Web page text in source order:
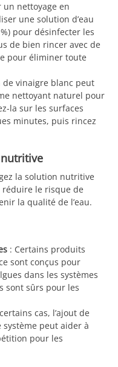
un nettoyage en
une solution d’eau
pour désinfecter les
de bien rincer avec de
pour éliminer toute
de vinaigre blanc peut
nettoyant naturel pour
la sur les surfaces
minutes, puis rincez
la solution nutritive
réduire le risque de
la qualité de l’eau.
: Certains produits
sont conçus pour
dans les systèmes
sont sûrs pour les
cas, l’ajout de
peut aider à
pour les